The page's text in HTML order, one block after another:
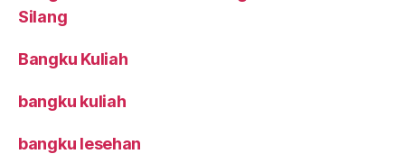
Silang
Bangku Kuliah
bangku kuliah
bangku lesehan